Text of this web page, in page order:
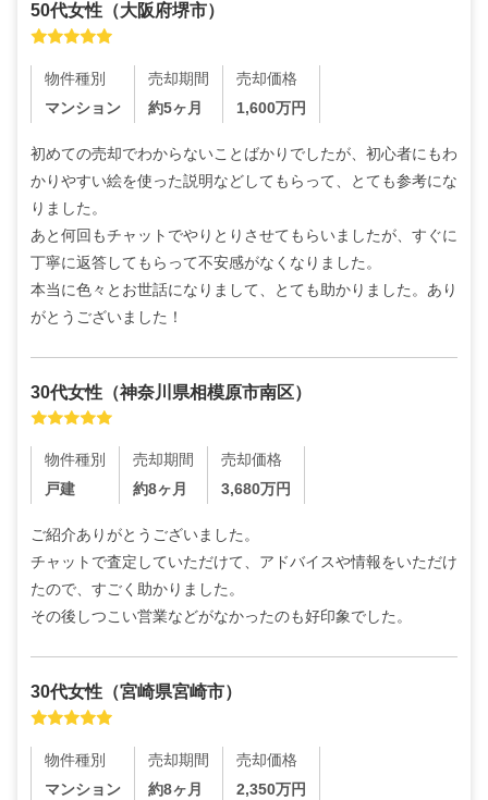
50代女性 （大阪府堺市）
物件種別
マンション
売却期間
約5ヶ月
売却価格
1,600万円
初めての売却でわからないことばかりでしたが、初心者にもわ
かりやすい絵を使った説明などしてもらって、とても参考にな
りました。
あと何回もチャットでやりとりさせてもらいましたが、すぐに
丁寧に返答してもらって不安感がなくなりました。
本当に色々とお世話になりまして、とても助かりました。あり
がとうございました！
30代女性 （神奈川県相模原市南区）
物件種別
戸建
売却期間
約8ヶ月
売却価格
3,680万円
ご紹介ありがとうございました。
チャットで査定していただけて、アドバイスや情報をいただけ
たので、すごく助かりました。
その後しつこい営業などがなかったのも好印象でした。
30代女性 （宮崎県宮崎市）
物件種別
マンション
売却期間
約8ヶ月
売却価格
2,350万円